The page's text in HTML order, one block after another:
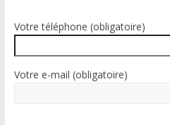
:Votre téléphone (obligatoire)
Votre e-mail (obligatoire)